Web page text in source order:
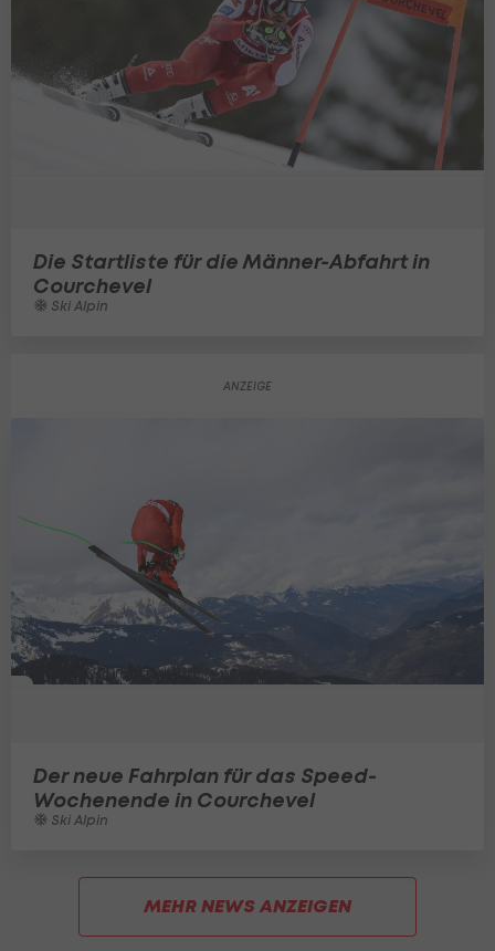
Die Startliste für die Männer-Abfahrt in
Courchevel
Ski Alpin
Der neue Fahrplan für das Speed-
Wochenende in Courchevel
Ski Alpin
MEHR NEWS ANZEIGEN